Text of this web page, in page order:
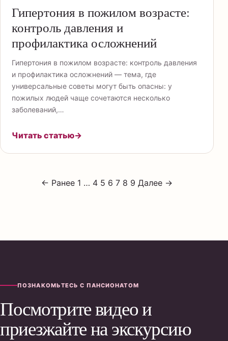
Гипертония в пожилом возрасте:
контроль давления и
профилактика осложнений
Гипертония в пожилом возрасте: контроль давления
и профилактика осложнений — тема, где
универсальные советы могут быть опасны: у
пожилых людей чаще сочетаются несколько
заболеваний,…
Читать статью→
← Ранее 1 … 4 5 6 7 8 9 Далее →
ПОЗНАКОМЬТЕСЬ С ПАНСИОНАТОМ
Посмотрите видео и
приезжайте на экскурсию